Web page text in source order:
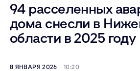
94 расселенных
дома снесли в
области в 2025 году
8 ЯНВАРЯ 2026 10:20